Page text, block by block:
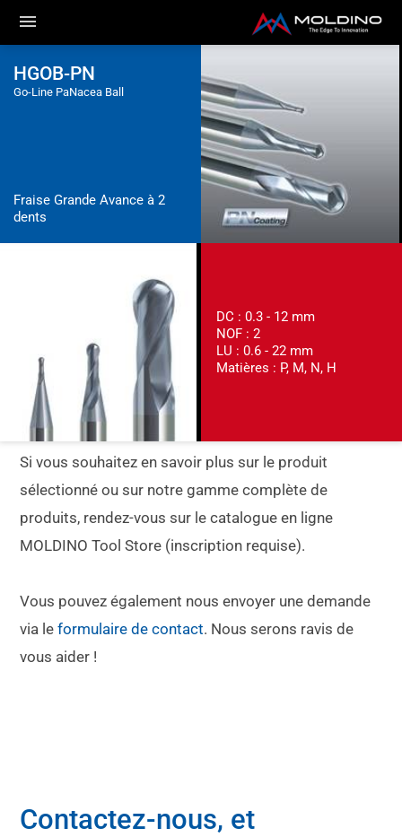
HGOB-PN
Go-Line PaNacea Ball
Fraise Grande Avance à 2
dents
DC : 0.3 - 12 mm
NOF : 2
LU : 0.6 - 22 mm
Matières : P, M, N, H
Si vous souhaitez en savoir plus sur le produit
sélectionné ou sur notre gamme complète de
produits, rendez-vous sur le catalogue en ligne
MOLDINO Tool Store (inscription requise).
Vous pouvez également nous envoyer une demande
via leformulaire de contact. Nous serons ravis de
vous aider !
Contactez-nous, et